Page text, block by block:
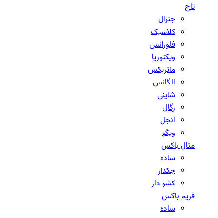
تاج
جنرال
کلاسیک
فلورانس
ویکتوریا
ماتریکس
الگانس
شاینی
رگال
آنجل
ویگو
متال باکس
ساده
جکدار
کشو دار
فریم باکس
ساده